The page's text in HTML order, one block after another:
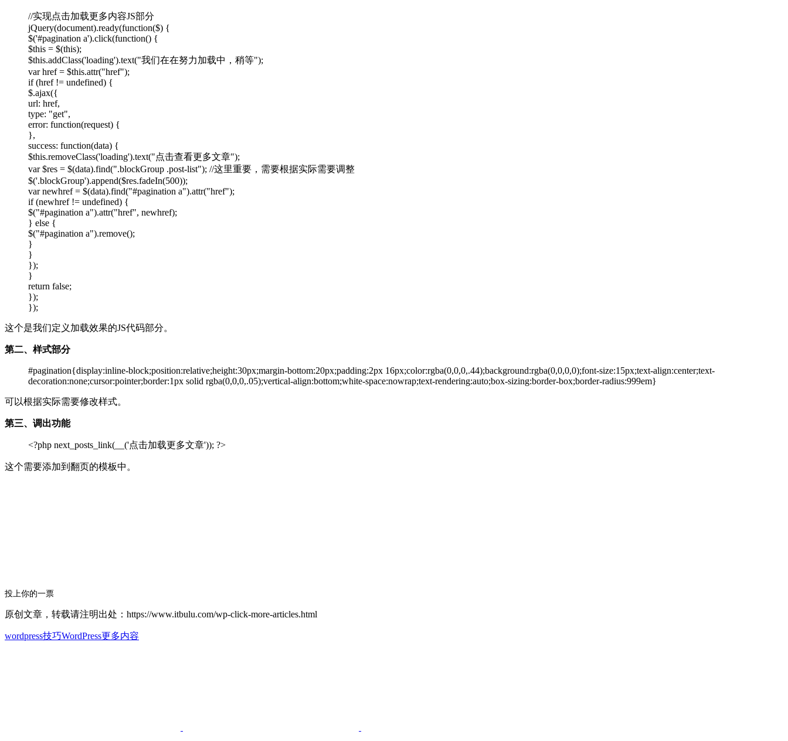
//实现点击加载更多内容JS部分
jQuery(document).ready(function($) {
$('#pagination a').click(function() {
$this = $(this);
$this.addClass('loading').text("我们在在努力加载中，稍等");
var href = $this.attr("href");
if (href != undefined) {
$.ajax({
url: href,
type: "get",
error: function(request) {
},
success: function(data) {
$this.removeClass('loading').text("点击查看更多文章");
var $res = $(data).find(".blockGroup .post-list"); //这里重要，需要根据实际需要调整
$('.blockGroup').append($res.fadeIn(500));
var newhref = $(data).find("#pagination a").attr("href");
if (newhref != undefined) {
$("#pagination a").attr("href", newhref);
} else {
$("#pagination a").remove();
}
}
});
}
return false;
});
});
这个是我们定义加载效果的JS代码部分。
第二、样式部分
#pagination{display:inline-block;position:relative;height:30px;margin-bottom:20px;padding:2px 16px;color:rgba(0,0,0,.44);background:rgba(0,0,0,0);font-size:15px;text-align:center;text-
decoration:none;cursor:pointer;border:1px solid rgba(0,0,0,.05);vertical-align:bottom;white-space:nowrap;text-rendering:auto;box-sizing:border-box;border-radius:999em}
可以根据实际需要修改样式。
第三、调出功能
<?php next_posts_link(__('点击加载更多文章')); ?>
这个需要添加到翻页的模板中。
投上你的一票
原创文章，转载请注明出处：https://www.itbulu.com/wp-click-more-articles.html
wordpress技巧WordPress更多内容